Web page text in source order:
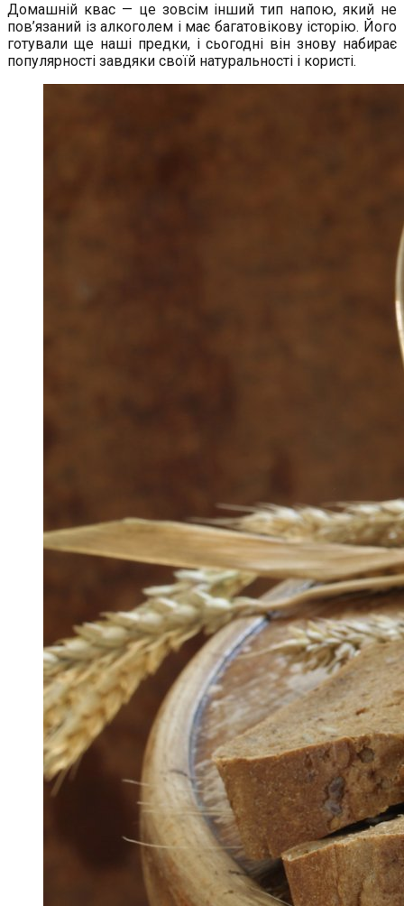
Домашній квас — це зовсім інший тип напою, який не
пов’язаний із алкоголем і має багатовікову історію. Його
готували ще наші предки, і сьогодні він знову набирає
популярності завдяки своїй натуральності і користі.